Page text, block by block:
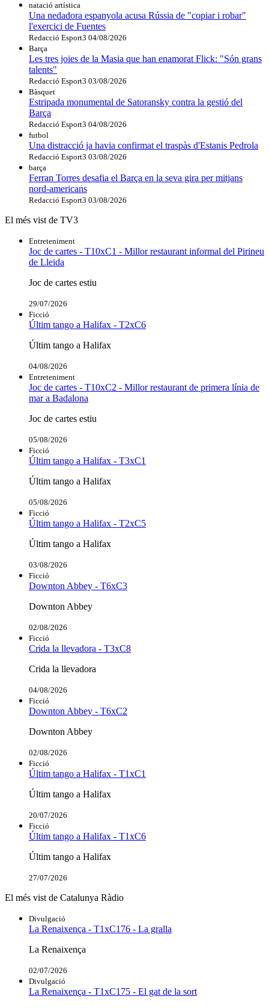
natació artística
Una nedadora espanyola acusa Rússia de "copiar i robar"
l'exercici de Fuentes
Redacció Esport3 04/08/2026
Barça
Les tres joies de la Masia que han enamorat Flick: "Són grans
talents"
Redacció Esport3 03/08/2026
Bàsquet
Estripada monumental de Satoransky contra la gestió del
Barça
Redacció Esport3 04/08/2026
futbol
Una distracció ja havia confirmat el traspàs d'Estanis Pedrola
Redacció Esport3 03/08/2026
barça
Ferran Torres desafia el Barça en la seva gira per mitjans
nord-americans
Redacció Esport3 03/08/2026
El més vist de TV3
Entreteniment
Joc de cartes - T10xC1 - Millor restaurant informal del Pirineu
de Lleida
Joc de cartes estiu
29/07/2026
Ficció
Últim tango a Halifax - T2xC6
Últim tango a Halifax
04/08/2026
Entreteniment
Joc de cartes - T10xC2 - Millor restaurant de primera línia de
mar a Badalona
Joc de cartes estiu
05/08/2026
Ficció
Últim tango a Halifax - T3xC1
Últim tango a Halifax
05/08/2026
Ficció
Últim tango a Halifax - T2xC5
Últim tango a Halifax
03/08/2026
Ficció
Downton Abbey - T6xC3
Downton Abbey
02/08/2026
Ficció
Crida la llevadora - T3xC8
Crida la llevadora
04/08/2026
Ficció
Downton Abbey - T6xC2
Downton Abbey
02/08/2026
Ficció
Últim tango a Halifax - T1xC1
Últim tango a Halifax
20/07/2026
Ficció
Últim tango a Halifax - T1xC6
Últim tango a Halifax
27/07/2026
El més vist de Catalunya Ràdio
Divulgació
La Renaixença - T1xC176 - La gralla
La Renaixença
02/07/2026
Divulgació
La Renaixença - T1xC175 - El gat de la sort